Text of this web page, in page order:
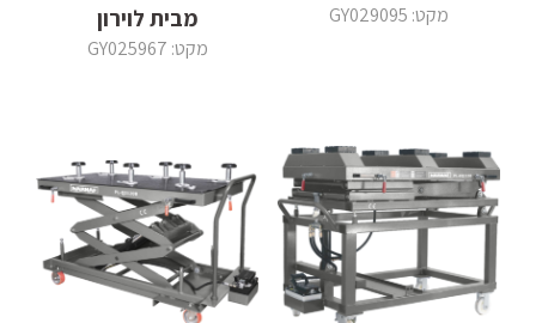
מקט: GY029095
מבית לוירון
מקט: GY025967